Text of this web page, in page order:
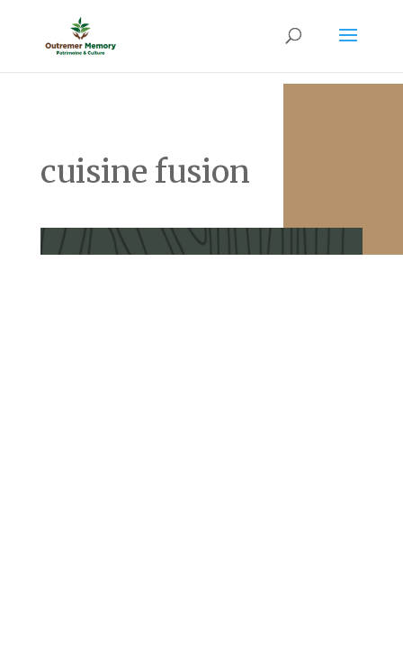
cuisine fusion